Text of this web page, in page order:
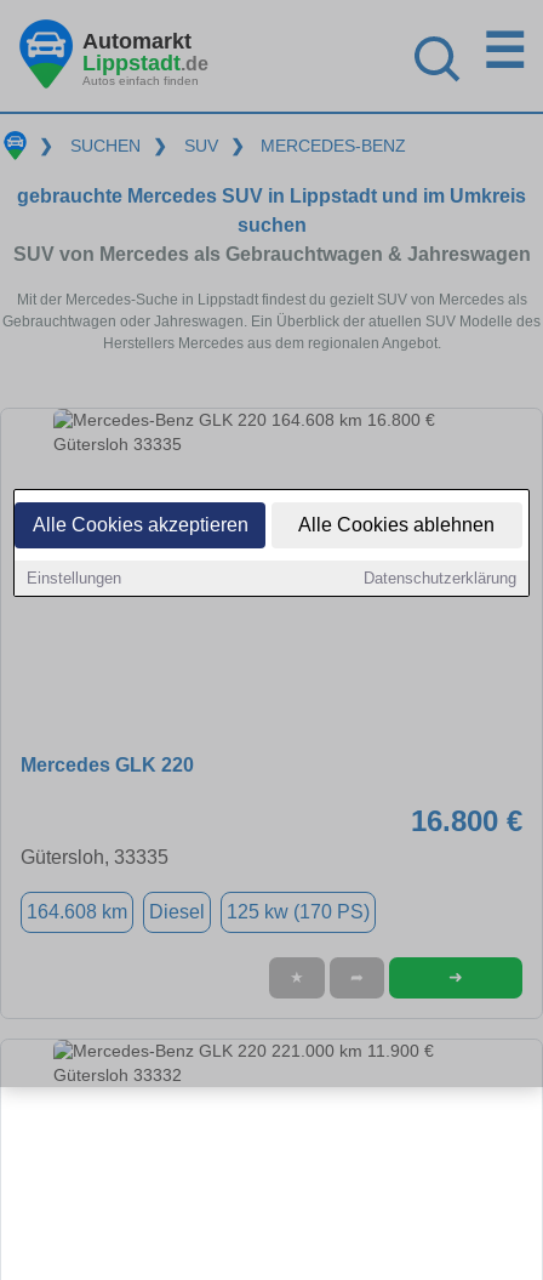
Alle Cookies akzeptieren Alle Cookies ablehnen
Einstellungen Datenschutzerklärung
Automarkt
Lippstadt.de
Autos einfach finden
☰
❯ SUCHEN ❯ SUV ❯ MERCEDES-BENZ
gebrauchte Mercedes SUV in Lippstadt und im Umkreis
suchen
SUV von Mercedes als Gebrauchtwagen & Jahreswagen
Mit der Mercedes-Suche in Lippstadt findest du gezielt SUV von Mercedes als
Gebrauchtwagen oder Jahreswagen. Ein Überblick der atuellen SUV Modelle des
Herstellers Mercedes aus dem regionalen Angebot.
Mercedes GLK 220
16.800 €
Gütersloh, 33335
164.608 km Diesel 125 kw (170 PS)
★ ➦ ➜